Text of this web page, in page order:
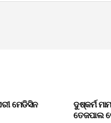
ମେଡିସିନ
ଦୁଷ୍କର୍ମ
ତେଜପାଲ